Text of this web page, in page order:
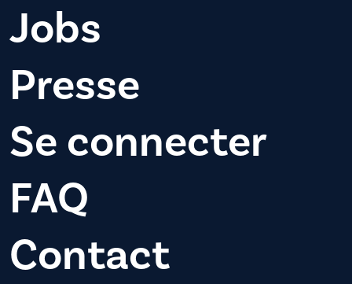
Jobs
Presse
Se connecter
FAQ
Contact